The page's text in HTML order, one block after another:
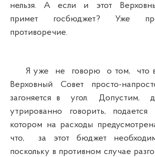
нельзя. А если и этот
примет госбюджет? Уже
противоречие.
Я уже не говорю о том, что в
Верховный Совет просто-
загоняется в угол. Допустим,
утрированно говорить,
котором на расходы
что, за этот бюджет
поскольку в противном случае